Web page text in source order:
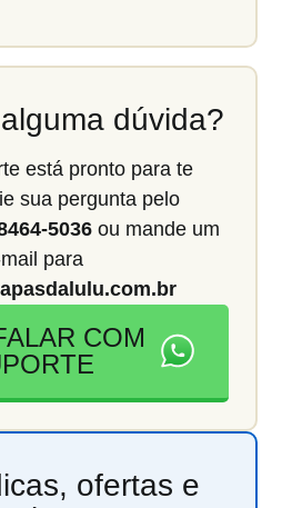
dúvida?
está pronto para te
sua pergunta pelo
5036 ou mande um
para
COM
ofertas e